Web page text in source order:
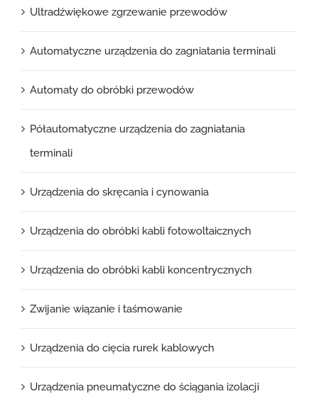
Ultradźwiękowe zgrzewanie przewodów
Automatyczne urządzenia do zagniatania terminali
Automaty do obróbki przewodów
Półautomatyczne urządzenia do zagniatania
terminali
Urządzenia do skręcania i cynowania
Urządzenia do obróbki kabli fotowoltaicznych
Urządzenia do obróbki kabli koncentrycznych
Zwijanie wiązanie i taśmowanie
Urządzenia do cięcia rurek kablowych
Urządzenia pneumatyczne do ściągania izolacji